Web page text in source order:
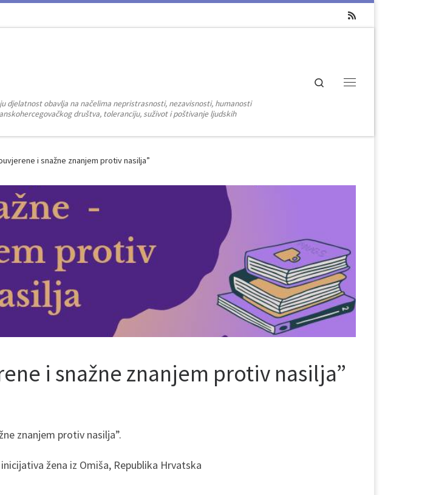
djelatnost obavlja na načelima nepristrasnosti, nezavisnosti, humanosti
društva, toleranciju, suživot i poštivanje ljudskih
Search
i snažne znanjem protiv nasilja”
i snažne znanjem protiv nasilja”
znanjem protiv nasilja”.
žena iz Omiša, Republika Hrvatska